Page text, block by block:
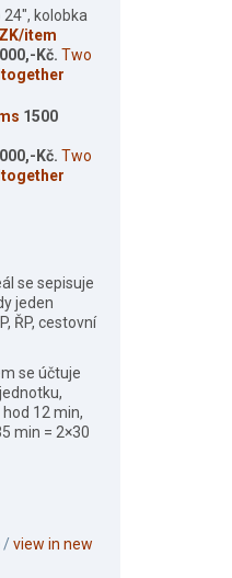
24″, kolobka
item
Kč. Two
1500
Kč. Two
se sepisuje
jeden
ŘP, cestovní
se účtuje
12 min,
min = 2×30
/view in new